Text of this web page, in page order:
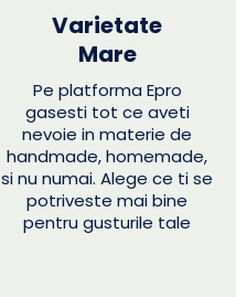
Varietate
Mare
Pe platforma Epro
gasesti tot ce aveti
nevoie in materie de
handmade, homemade,
si nu numai. Alege ce ti se
potriveste mai bine
pentru gusturile tale